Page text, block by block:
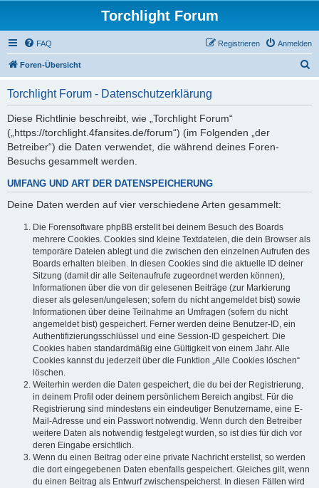
Torchlight Forum
FAQ Anmelden
Registrieren
Foren-Übersicht
Torchlight Forum - Datenschutzerklärung
Diese Richtlinie beschreibt, wie „Torchlight Forum“
(„https://torchlight.4fansites.de/forum“) (im Folgenden „der
Betreiber“) die Daten verwendet, die während deines Foren-
Besuchs gesammelt werden.
UMFANG UND ART DER DATENSPEICHERUNG
Deine Daten werden auf vier verschiedene Arten gesammelt:
Die Forensoftware phpBB erstellt bei deinem Besuch des Boards
mehrere Cookies. Cookies sind kleine Textdateien, die dein Browser als
temporäre Dateien ablegt und die zwischen den einzelnen Aufrufen des
Boards erhalten bleiben. In diesen Cookies sind die aktuelle ID deiner
Sitzung (damit dir alle Seitenaufrufe zugeordnet werden können),
Informationen über die von dir gelesenen Beiträge (zur Markierung
dieser als gelesen/ungelesen; sofern du nicht angemeldet bist) sowie
Informationen über deine Teilnahme an Umfragen (sofern du nicht
angemeldet bist) gespeichert. Ferner werden deine Benutzer-ID, ein
Authentifizierungsschlüssel und eine Session-ID gespeichert. Die
Cookies haben standardmäßig eine Gültigkeit von einem Jahr. Alle
Cookies kannst du jederzeit über die Funktion „Alle Cookies löschen“
löschen.
Weiterhin werden die Daten gespeichert, die du bei der Registrierung,
in deinem Profil oder deinem persönlichem Bereich angibst. Für die
Registrierung sind mindestens ein eindeutiger Benutzername, eine E-
Mail-Adresse und ein Passwort notwendig. Wenn durch den Betreiber
weitere Daten als notwendig festgelegt wurden, so ist dies für dich vor
deren Eingabe ersichtlich.
Wenn du einen Beitrag oder eine private Nachricht erstellst, so werden
die dort eingegebenen Daten ebenfalls gespeichert. Gleiches gilt, wenn
du einen Beitrag als Entwurf zwischenspeicherst. In diesen Fällen wird